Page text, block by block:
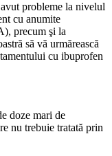
probleme la nivelul
cu anumite
precum şi la
să vă urmărească
cu ibuprofen
doze mari de
nu trebuie tratată prin